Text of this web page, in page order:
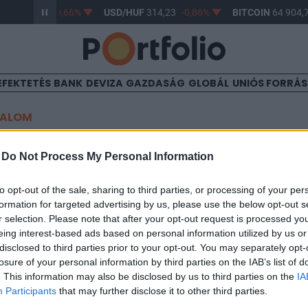
Do Not Process My Personal Information
opt-out of the sale, sharing to third parties, or processing of your
for targeted advertising by us, please use the below opt-out
selection. Please note that after your opt-out request is processed
interest-based ads based on personal information utilized by us
to third parties prior to your opt-out. You may separately
of your personal information by third parties on the IAB’s list of
This information may also be disclosed by us to third parties on the
Participants that may further disclose it to other third parties.
362,99 -0,66% USD/HUF314,23 -0,86% BITCOIN64
BANK DEVIZA GAZDASÁG GLOBÁL UNIÓS
a Deutsche Telkomnál
és profit növekedés jegyében a Deutsche Telekom minden
jelentette be. A társaság mai közleménye szerint 2005-ig
területén. Ezen számból az idei évre tervezett 7,200
14,000, majd az azt követően realizálandó...